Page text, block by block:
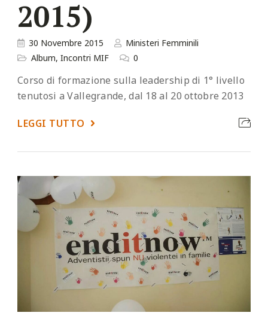
2015)
30 Novembre 2015
Ministeri Femminili
Album, Incontri MIF 0
Corso di formazione sulla leadership di 1° livello
tenutosi a Vallegrande, dal 18 al 20 ottobre 2013
LEGGI TUTTO